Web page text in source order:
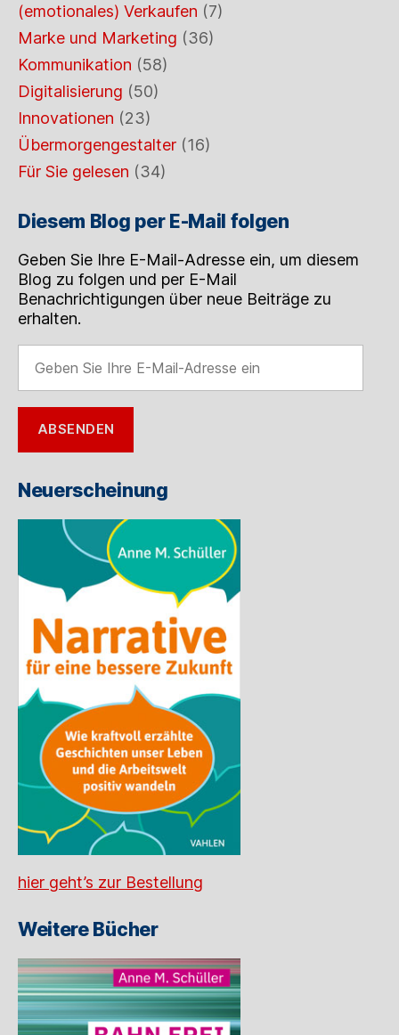
(emotionales) Verkaufen (7)
Marke und Marketing (36)
Kommunikation (58)
Digitalisierung (50)
Innovationen (23)
Übermorgengestalter (16)
Für Sie gelesen (34)
Diesem Blog per E-Mail folgen
Geben Sie Ihre E-Mail-Adresse ein, um diesem
Blog zu folgen und per E-Mail
Benachrichtigungen über neue Beiträge zu
erhalten.
Sie
Ihre
E-
Mail-
Adresse
ABSENDEN
Neuerscheinung
hier geht’s zur Bestellung
Weitere Bücher